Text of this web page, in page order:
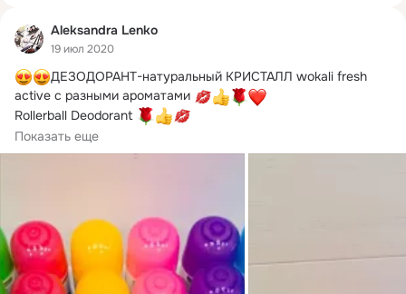
Aleksandra Lenko
19 июл 2020
ДЕЗОДОРАНТ-натуральный КРИСТАЛЛ wokali fresh
active с разными ароматами
Rollerball Deodorant
Цена 190 рублей
Показать еще